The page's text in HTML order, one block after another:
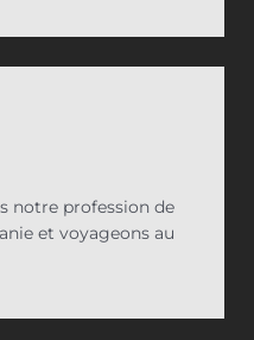
notre profession de
et voyageons au